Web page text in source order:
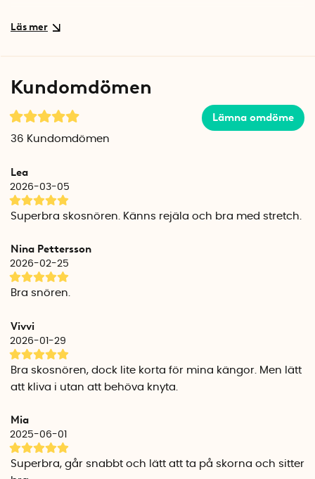
Varje förpackning innehåller ett par skosnören.
Kundomdömen
Lämna omdöme
36 Kundomdömen
Lea
2026-03-05
Superbra skosnören. Känns rejäla och bra med stretch.
Nina Pettersson
2026-02-25
Bra snören.
Vivvi
2026-01-29
Bra skosnören, dock lite korta för mina kängor. Men lätt
att kliva i utan att behöva knyta.
Mia
2025-06-01
Superbra, går snabbt och lätt att ta på skorna och sitter